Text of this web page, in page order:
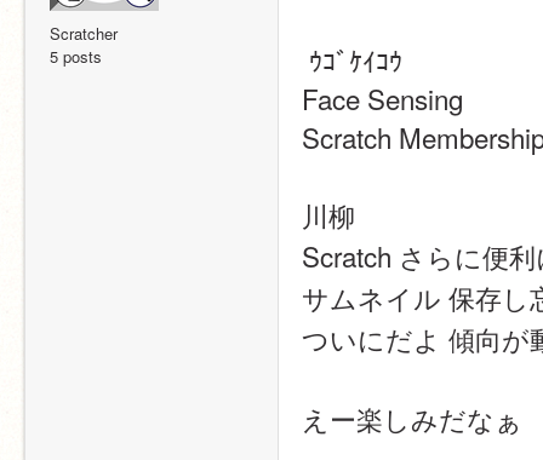
Scratcher
5 posts
ｳｺﾞｹｲｺｳ
Face Sensing
Scratch
川柳
Scratch さらに便
サムネイル 保存し
ついにだよ 傾向
えー楽しみだなぁ